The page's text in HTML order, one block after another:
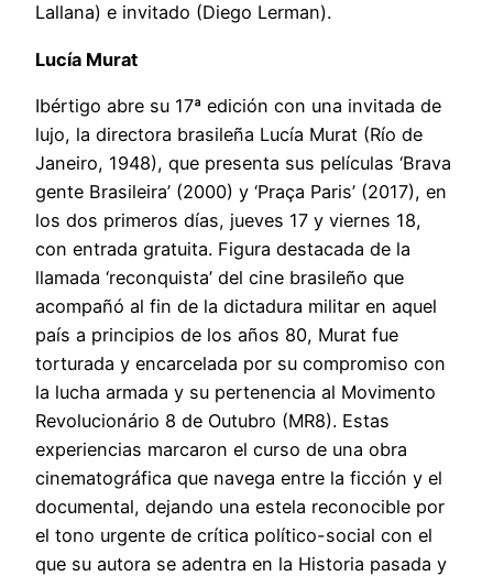
Lallana) e invitado (Diego Lerman).
Lucía Murat
Ibértigo abre su 17ª edición con una invitada de
lujo, la directora brasileña Lucía Murat (Río de
Janeiro, 1948), que presenta sus películas ‘Brava
gente Brasileira’ (2000) y ‘Praça Paris’ (2017), en
los dos primeros días, jueves 17 y viernes 18,
con entrada gratuita. Figura destacada de la
llamada ‘reconquista’ del cine brasileño que
acompañó al fin de la dictadura militar en aquel
país a principios de los años 80, Murat fue
torturada y encarcelada por su compromiso con
la lucha armada y su pertenencia al Movimento
Revolucionário 8 de Outubro (MR8). Estas
experiencias marcaron el curso de una obra
cinematográfica que navega entre la ficción y el
documental, dejando una estela reconocible por
el tono urgente de crítica político-social con el
que su autora se adentra en la Historia pasada y